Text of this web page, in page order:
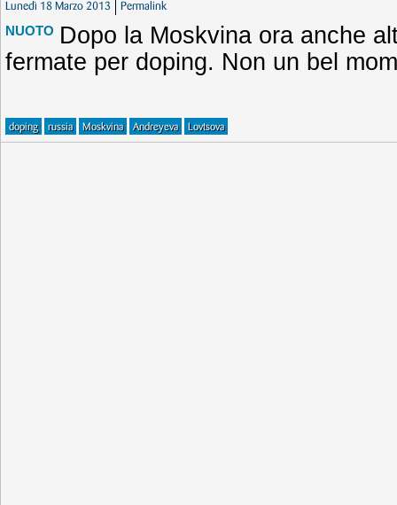
Lunedì 18 Marzo 2013 Permalink
NUOTO Dopo la Moskvina ora anche
fermate per doping. Non un bel
doping russia Moskvina Andreyeva Lovtsova